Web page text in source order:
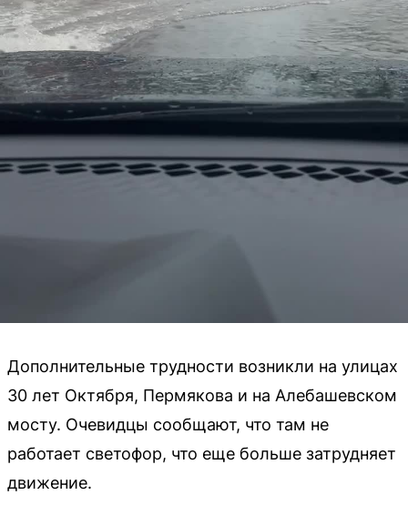
Дополнительные трудности возникли на улицах
30 лет Октября, Пермякова и на Алебашевском
мосту. Очевидцы сообщают, что там не
работает светофор, что еще больше затрудняет
движение.